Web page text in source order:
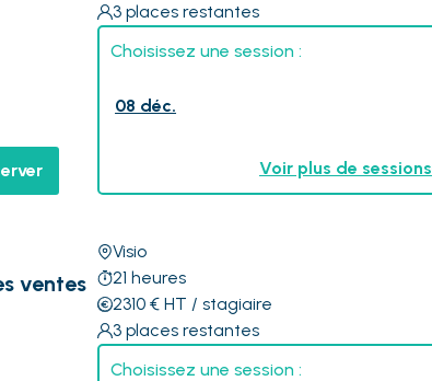
3 places restantes
Choisissez une session :
08 déc.
Voir plus de sessions
ventes
Visio
21 heures
2310€ HT / stagiaire
3 places restantes
Choisissez une session :